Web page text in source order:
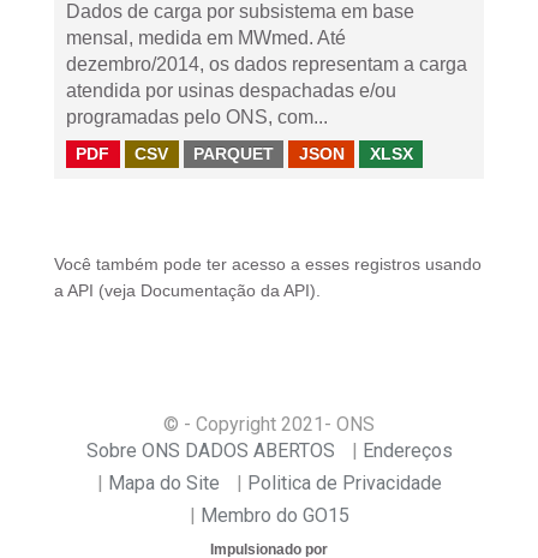
Dados de carga por subsistema em base
mensal, medida em MWmed. Até
dezembro/2014, os dados representam a carga
atendida por usinas despachadas e/ou
programadas pelo ONS, com...
PDF CSV PARQUET JSON XLSX
Você também pode ter acesso a esses registros usando
a API (veja Documentação da API ).
© - Copyright 2021 - ONS
Sobre ONS DADOS ABERTOS
Endereços
Mapa do Site
Politica de Privacidade
Membro do GO15
Impulsionado por